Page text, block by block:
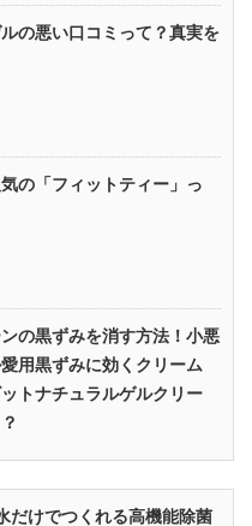
の悪い口コミって？真実を
の「フィットティー」っ
の黒ずみを消す方法！小悪
用黒ずみに効くクリーム
ットナチュラルゲルクリー
だけでつくれる高機能除菌